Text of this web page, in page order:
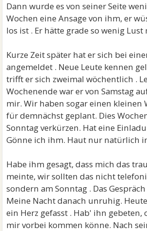
Dann wurde es von seiner Seite
Wochen eine Ansage von ihm, er
los ist . Er hätte grade so wenig Lust
Kurze Zeit später hat er sich bei
angemeldet . Neue Leute kennen
trifft er sich zweimal wöchentlich .
Wochenende war er von Samstag
mir. Wir haben sogar einen kleinen
für demnächst geplant. Dies
Sonntag verkürzen. Hat eine
Gönne ich ihm. Haut nur natürlich
Habe ihm gesagt, dass mich das
meinte, wir sollten das nicht
sondern am Sonntag . Das
Meine Nacht danach unruhig.
ein Herz gefasst . Hab' ihn gebeten,
mir vorbei kommen könne. Nach